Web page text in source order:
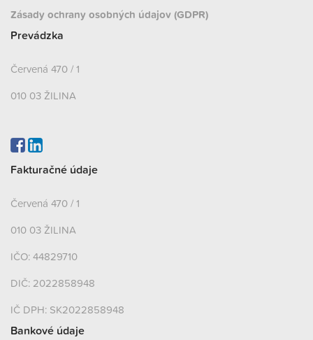
Zásady ochrany osobných údajov (GDPR)
Prevádzka
Červená 470 / 1
010 03 ŽILINA
Fakturačné údaje
Červená 470 / 1
010 03 ŽILINA
IČO: 44829710
DIČ: 2022858948
IČ DPH: SK2022858948
Bankové údaje